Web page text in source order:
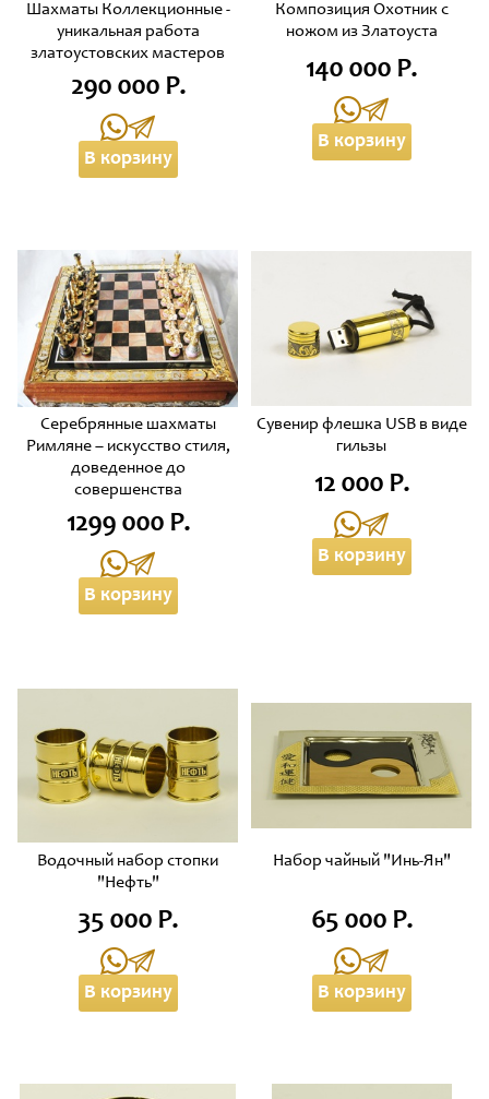
Шахматы Коллекционные -
уникальная работа
златоустовских мастеров
290 000 Р.
В корзину
Композиция Охотник с
ножом из Златоуста
140 000 Р.
В корзину
Серебрянные шахматы
Римляне – искусство стиля,
доведенное до
совершенства
1299 000 Р.
В корзину
Сувенир флешка USB в виде
гильзы
12 000 Р.
В корзину
Водочный набор стопки
"Нефть"
35 000 Р.
В корзину
Набор чайный "Инь-Ян"
65 000 Р.
В корзину